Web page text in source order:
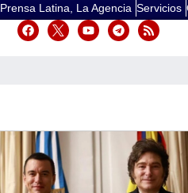
Prensa Latina, La Agencia Servicios